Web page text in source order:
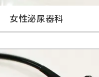
女性泌尿器科